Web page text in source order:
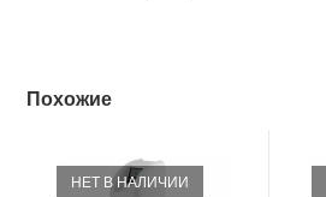
Похожие
НЕТ В НАЛИЧИИ